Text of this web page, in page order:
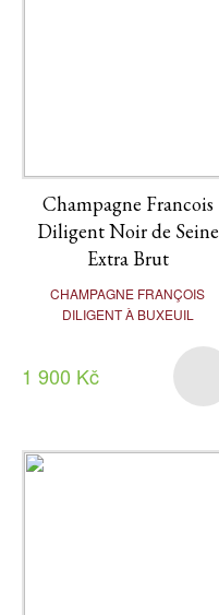
Champagne Francois
Diligent Noir de Seine
Extra Brut
CHAMPAGNE FRANÇOIS
DILIGENT À BUXEUIL
1 900 Kč